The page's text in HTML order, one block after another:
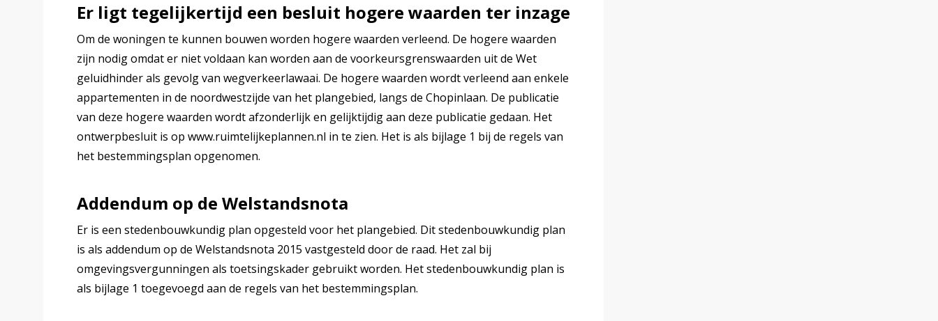
Er ligt tegelijkertijd een besluit hogere waarden ter inzage
Om de woningen te kunnen bouwen worden hogere waarden verleend. De hogere waarden
zijn nodig omdat er niet voldaan kan worden aan de voorkeursgrenswaarden uit de Wet
geluidhinder als gevolg van wegverkeerlawaai. De hogere waarden wordt verleend aan enkele
appartementen in de noordwestzijde van het plangebied, langs de Chopinlaan. De publicatie
van deze hogere waarden wordt afzonderlijk en gelijktijdig aan deze publicatie gedaan. Het
ontwerpbesluit is op www.ruimtelijkeplannen.nl in te zien. Het is als bijlage 1 bij de regels van
het bestemmingsplan opgenomen.
Addendum op de Welstandsnota
Er is een stedenbouwkundig plan opgesteld voor het plangebied. Dit stedenbouwkundig plan
is als addendum op de Welstandsnota 2015 vastgesteld door de raad. Het zal bij
omgevingsvergunningen als toetsingskader gebruikt worden. Het stedenbouwkundig plan is
als bijlage 1 toegevoegd aan de regels van het bestemmingsplan.